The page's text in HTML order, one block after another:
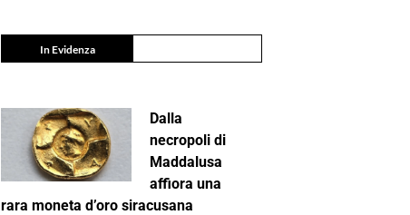
In Evidenza
Dalla
necropoli di
Maddalusa
affiora una
rara moneta d’oro siracusana